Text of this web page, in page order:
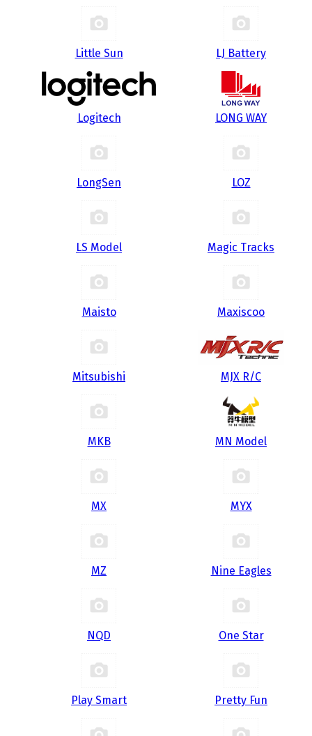
Little Sun LJ Battery
Logitech LONG WAY
LongSen LOZ
LS Model Magic Tracks
Maisto Maxiscoo
Mitsubishi MJX R/C
MKB MN Model
MX MYX
MZ Nine Eagles
NQD One Star
Play Smart Pretty Fun